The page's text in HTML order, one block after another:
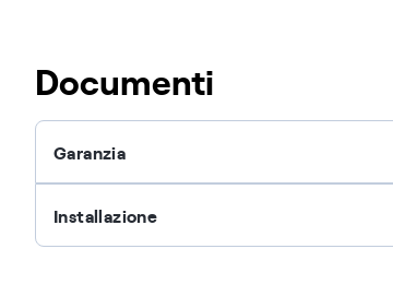
Documenti
Garanzia
Installazione